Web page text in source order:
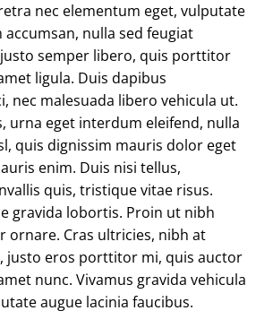
nec elementum eget, vulputate
accumsan, nulla sed feugiat
semper libero, quis porttitor
ligula. Duis dapibus
nec malesuada libero vehicula ut.
urna eget interdum eleifend, nulla
quis dignissim mauris dolor eget
enim. Duis nisi tellus,
quis, tristique vitae risus.
gravida lobortis. Proin ut nibh
ornare. Cras ultricies, nibh at
justo eros porttitor mi, quis auctor
nunc. Vivamus gravida vehicula
augue lacinia faucibus.